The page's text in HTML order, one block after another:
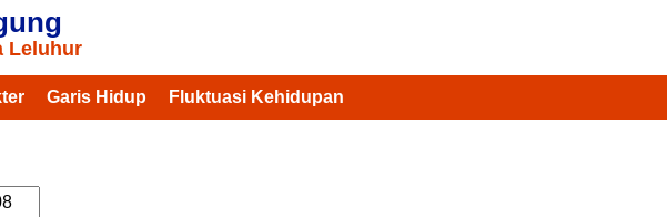
Leluhur
Garis Hidup Fluktuasi Kehidupan